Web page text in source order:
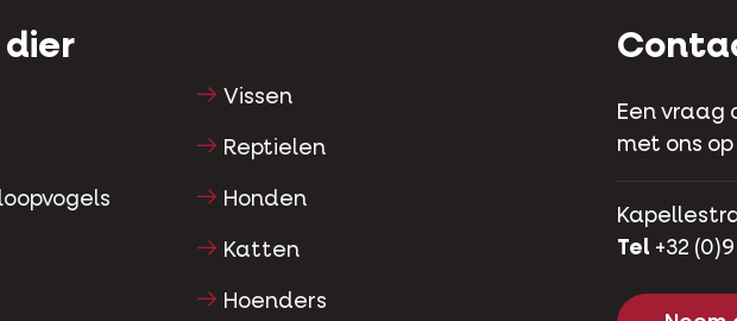
dier
Vissen
Reptielen
Honden
Katten
Hoenders
Een vraag
met ons
Tel +32